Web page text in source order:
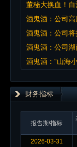
董秘大换血！
酒鬼酒：公司
酒鬼酒：公司
酒鬼酒：公司
消化
酒鬼酒：“山海
财务指标
报告期\指标
2026-03-31